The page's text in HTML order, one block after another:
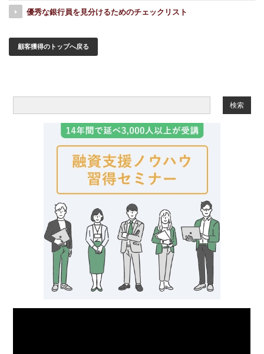
優秀な銀行員を見分けるためのチェックリスト
顧客獲得のトップへ戻る